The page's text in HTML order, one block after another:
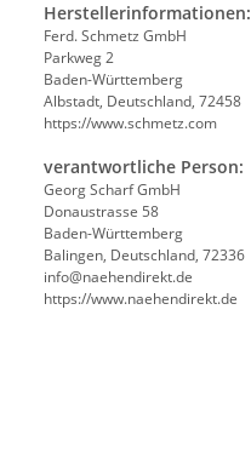
Herstellerinformationen:
Ferd. Schmetz GmbH
Parkweg 2
Baden-Württemberg
Albstadt, Deutschland, 72458
https://www.schmetz.com
verantwortliche Person:
Georg Scharf GmbH
Donaustrasse 58
Baden-Württemberg
Balingen, Deutschland, 72336
info@naehendirekt.de
https://www.naehendirekt.de